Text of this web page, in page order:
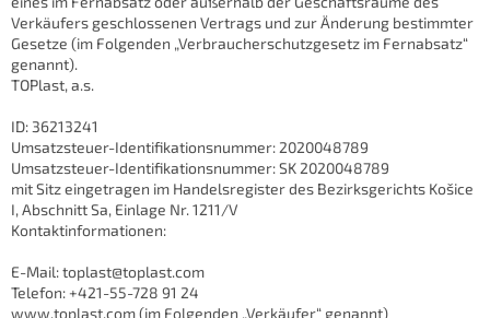
Verkäufers geschlossenen Vertrags und zur Änderung bestimmter
Gesetze (im Folgenden „Verbraucherschutzgesetz im Fernabsatz“
genannt).
TOPlast, a.s.
ID: 36213241
Umsatzsteuer-Identifikationsnummer: 2020048789
Umsatzsteuer-Identifikationsnummer: SK 2020048789
mit Sitz eingetragen im Handelsregister des Bezirksgerichts Košice
I, Abschnitt Sa, Einlage Nr. 1211/V
Kontaktinformationen:
E-Mail: toplast@toplast.com
Telefon: +421-55-728 91 24
www.toplast.com (im Folgenden „Verkäufer“ genannt)